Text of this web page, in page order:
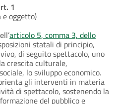
1
oggetto)
articolo 5, comma 3, dello
statali di principio,
di seguito spettacolo, uno
crescita culturale,
lo sviluppo economico.
gli interventi in materia
di spettacolo, sostenendo la
del pubblico e